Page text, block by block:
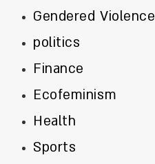
Gendered Violence
politics
Finance
Ecofeminism
Health
Sports